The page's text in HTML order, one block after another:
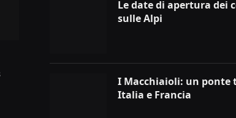
Le date di apertura dei
sulle Alpi
I Macchiaioli: un ponte
Italia e Francia